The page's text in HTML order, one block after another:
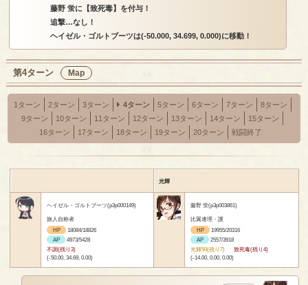
藤野 蛍に【致死毒】を付与！
追撃…なし！
ヘイゼル・ゴルトブーツは(-50.000, 34.699, 0.000)に移動！
第4ターン Map
1ターン 2ターン 3ターン 4ターン 5ターン 6ターン 7ターン
8ターン
9ターン
10ターン 11ターン 12ターン 13ターン 14ターン
15ターン
16ターン
17ターン 18ターン 19ターン 20ターン 戦闘終了
光輝
ヘイゼル・ゴルトブーツ(p3p000149)
旅人自称者
HP
18084/18826
AP
4973/5428
不調(残り3)
(-50.00, 34.69, 0.00)
藤野 蛍(p3p003861)
比翼連理・護
HP
19955/20316
AP
2557/3918
光輝50(残り7)
致死毒(残り4)
(-14.00, 0.00, 0.00)